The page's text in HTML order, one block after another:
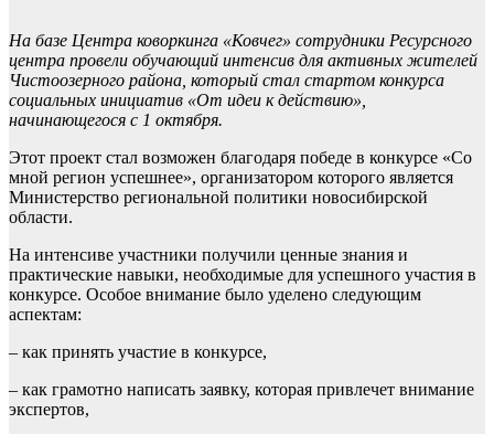
На базе Центра коворкинга «Ковчег» сотрудники Ресурсного
центра провели обучающий интенсив для активных жителей
Чистоозерного района, который стал стартом конкурса
социальных инициатив «От идеи к действию»,
начинающегося с 1 октября.
Этот проект стал возможен благодаря победе в конкурсе «Со
мной регион успешнее», организатором которого является
Министерство региональной политики новосибирской
области.
На интенсиве участники получили ценные знания и
практические навыки, необходимые для успешного участия в
конкурсе. Особое внимание было уделено следующим
аспектам:
– как принять участие в конкурсе,
– как грамотно написать заявку, которая привлечет внимание
экспертов,